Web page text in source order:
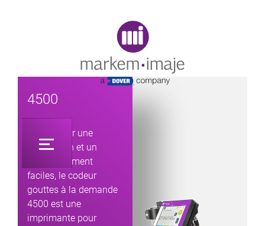
4500
Conçu pour une
installation et un
fonctionnement
faciles, le codeur
gouttes à la demande
4500 est une
imprimante pour